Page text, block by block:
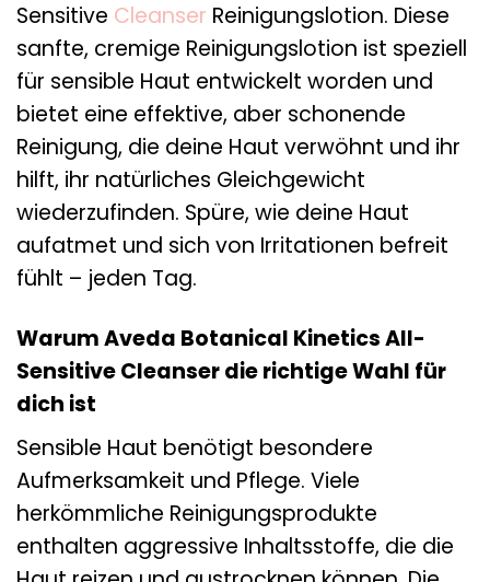
Sensitive Cleanser Reinigungslotion. Diese
sanfte, cremige Reinigungslotion ist speziell
für sensible Haut entwickelt worden und
bietet eine effektive, aber schonende
Reinigung, die deine Haut verwöhnt und ihr
hilft, ihr natürliches Gleichgewicht
wiederzufinden. Spüre, wie deine Haut
aufatmet und sich von Irritationen befreit
fühlt – jeden Tag.
Warum Aveda Botanical Kinetics All-
Sensitive Cleanser die richtige Wahl für
dich ist
Sensible Haut benötigt besondere
Aufmerksamkeit und Pflege. Viele
herkömmliche Reinigungsprodukte
enthalten aggressive Inhaltsstoffe, die die